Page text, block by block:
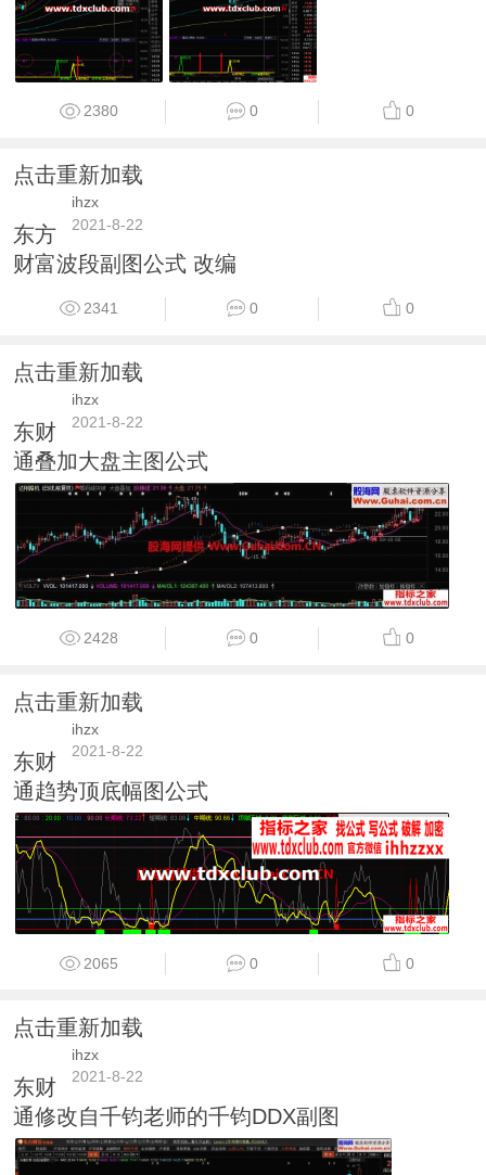
2380 0 0
点击重新加载
ihzx
2021-8-22
东方
财富波段副图公式 改编
2341 0 0
点击重新加载
ihzx
2021-8-22
东财
通叠加大盘主图公式
2428 0 0
点击重新加载
ihzx
2021-8-22
东财
通趋势顶底幅图公式
2065 0 0
点击重新加载
ihzx
2021-8-22
东财
通修改自千钧老师的千钧DDX副图